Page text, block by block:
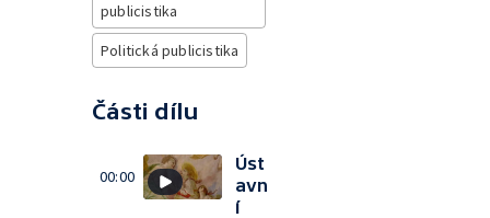
publicistika
Politická publicistika
Části dílu
00:00
Úst
avn
í